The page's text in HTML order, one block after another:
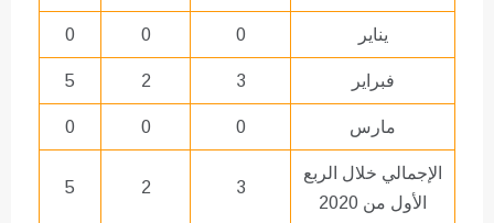
يناير 0
0
0
فبراير 3
2
5
مارس 0
0
0
الإجمالي خلال الربع
الأول من 2020
3
2
5